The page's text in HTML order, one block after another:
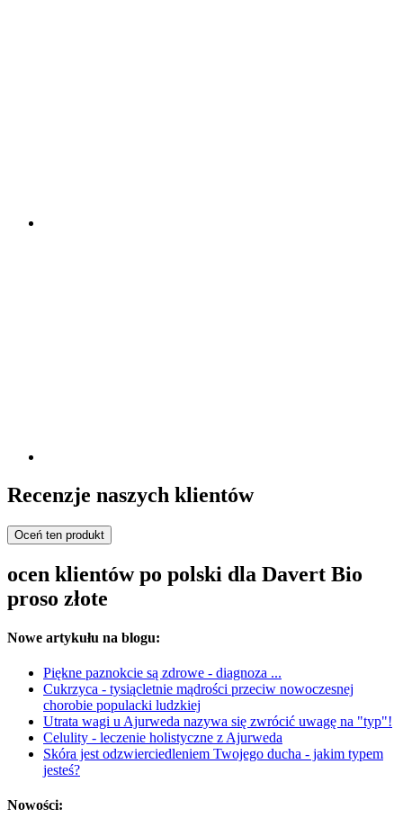
Recenzje naszych klientów
Oceń ten produkt
ocen klientów po polski dla Davert Bio
proso złote
Nowe artykułu na blogu:
Piękne paznokcie są zdrowe - diagnoza ...
Cukrzyca - tysiącletnie mądrości przeciw nowoczesnej
chorobie populacki ludzkiej
Utrata wagi u Ajurweda nazywa się zwrócić uwagę na "typ"!
Celulity - leczenie holistyczne z Ajurweda
Skóra jest odzwierciedleniem Twojego ducha - jakim typem
jesteś?
Nowości: